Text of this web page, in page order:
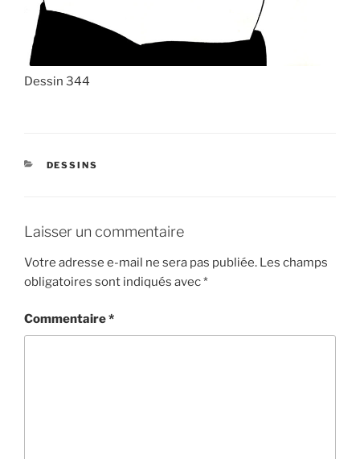
Dessin 344
CATÉGORIES
DESSINS
Laisser un commentaire
Votre adresse e-mail ne sera pas publiée. Les champs
obligatoires sont indiqués avec*
Commentaire*